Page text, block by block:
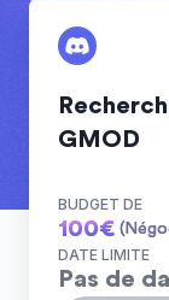
GMOD
BUDGET DE
100€
DATE LIMITE
Pas de